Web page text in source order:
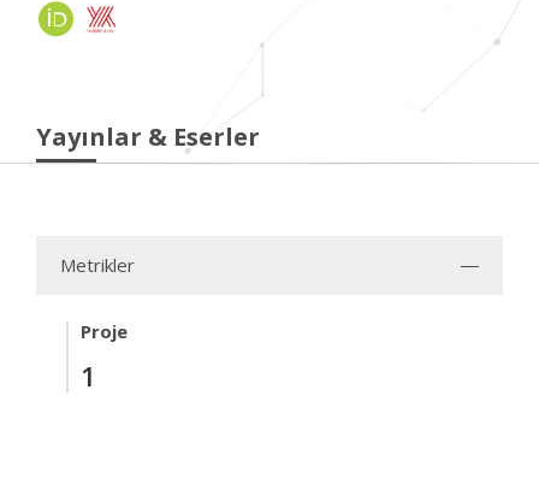
Yayınlar & Eserler
Metrikler
Proje
1